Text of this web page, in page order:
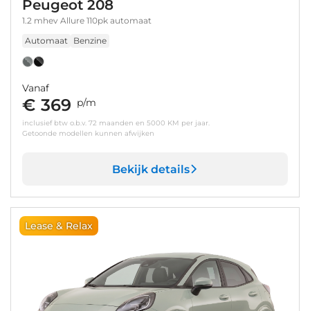
Peugeot 208
1.2 mhev Allure 110pk automaat
Automaat Benzine
Vanaf
€ 369 p/m
inclusief btw o.b.v. 72 maanden en 5000 KM per jaar.
Getoonde modellen kunnen afwijken
Bekijk details
Lease & Relax